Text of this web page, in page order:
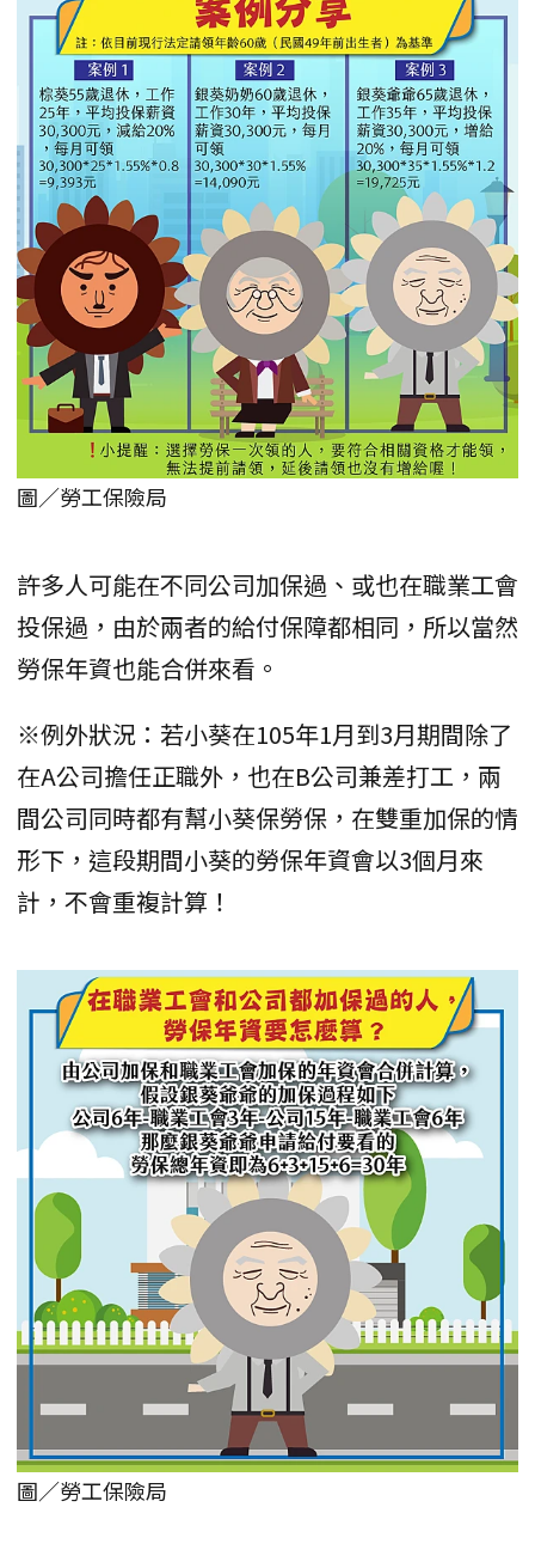
圖／勞工保險局
許多人可能在不同公司加保過、或也在職業工會
投保過，由於兩者的給付保障都相同，所以當然
勞保年資也能合併來看。
※例外狀況：若小葵在105年1月到3月期間除了
在A公司擔任正職外，也在B公司兼差打工，兩
間公司同時都有幫小葵保勞保，在雙重加保的情
形下，這段期間小葵的勞保年資會以3個月來
計，不會重複計算！
圖／勞工保險局